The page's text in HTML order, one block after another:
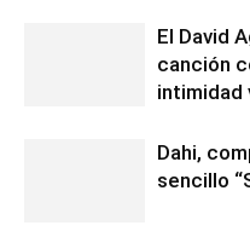
El David
canción
intimidad
Dahi,
sencillo